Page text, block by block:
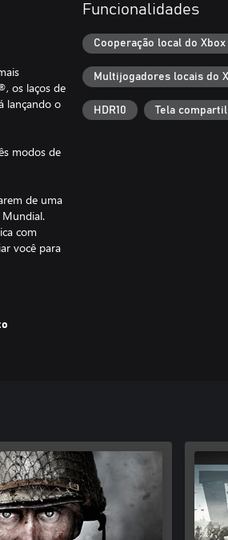
os laços de
lançando o
modos de
de uma
com
você para
de
WWII -
Funcionalidades
Cooperação local do
Multijogadores locais do
HDR10 Tela